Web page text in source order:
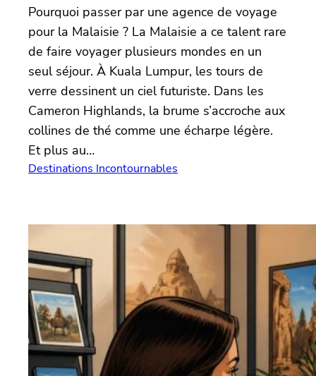
Pourquoi passer par une agence de voyage
pour la Malaisie ? La Malaisie a ce talent rare
de faire voyager plusieurs mondes en un
seul séjour. À Kuala Lumpur, les tours de
verre dessinent un ciel futuriste. Dans les
Cameron Highlands, la brume s’accroche aux
collines de thé comme une écharpe légère.
Et plus au…
Destinations Incontournables